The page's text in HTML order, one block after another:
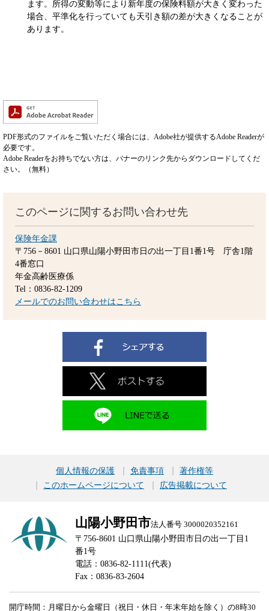
ます。所得の変動等により新年度の保険料額が大きく変わった
場合、平準化を行っていても天引き額の差が大きくなることが
あります。
PDF形式のファイルをご覧いただく場合には、Adobe社が提供するAdobe Readerが
必要です。
Adobe Readerをお持ちでない方は、バナーのリンク先からダウンロードしてくだ
さい。（無料）
このページに関するお問い合わせ先
保険年金課
〒756－8601 山口県山陽小野田市日の出一丁目1番1号 庁舎1階
4番窓口
年金高齢医療係
Tel：0836-82-1209
メールでのお問い合わせはこちら
個人情報の保護 免責事項
著作権等
このホームページについて
広告掲載について
山陽小野田市法人番号 3000020352161
〒756-8601 山口県山陽小野田市日の出一丁目1
番1号
電話：0836-82-1111(代表)
Fax：0836-83-2604
開庁時間：月曜日から金曜日（祝日・休日・年末年始を除く）の8時30